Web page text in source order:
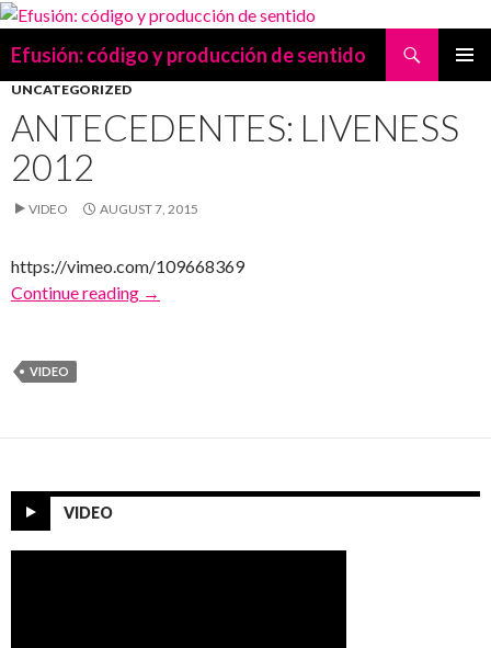
Efusión: código y producción de sentido
TO
CONTENT
UNCATEGORIZED
ANTECEDENTES: LIVENESS
2012
VIDEO AUGUST 7, 2015
https://vimeo.com/109668369
Continue reading Antecedentes: LIVENESS 2012
→
VIDEO
VIDEO